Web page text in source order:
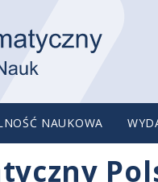
NAUKOWA